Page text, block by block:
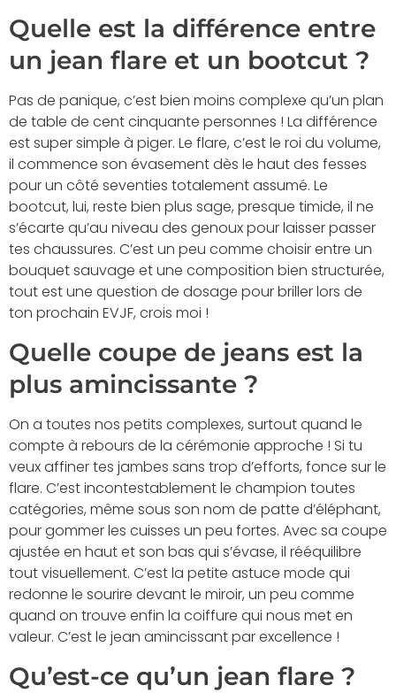
Quelle est la différence entre
un jean flare et un bootcut ?
Pas de panique, c’est bien moins complexe qu’un plan
de table de cent cinquante personnes ! La différence
est super simple à piger. Le flare, c’est le roi du volume,
il commence son évasement dès le haut des fesses
pour un côté seventies totalement assumé. Le
bootcut, lui, reste bien plus sage, presque timide, il ne
s’écarte qu’au niveau des genoux pour laisser passer
tes chaussures. C’est un peu comme choisir entre un
bouquet sauvage et une composition bien structurée,
tout est une question de dosage pour briller lors de
ton prochain EVJF, crois moi !
Quelle coupe de jeans est la
plus amincissante ?
On a toutes nos petits complexes, surtout quand le
compte à rebours de la cérémonie approche ! Si tu
veux affiner tes jambes sans trop d’efforts, fonce sur le
flare. C’est incontestablement le champion toutes
catégories, même sous son nom de patte d’éléphant,
pour gommer les cuisses un peu fortes. Avec sa coupe
ajustée en haut et son bas qui s’évase, il rééquilibre
tout visuellement. C’est la petite astuce mode qui
redonne le sourire devant le miroir, un peu comme
quand on trouve enfin la coiffure qui nous met en
valeur. C’est le jean amincissant par excellence !
Qu’est-ce qu’un jean flare ?